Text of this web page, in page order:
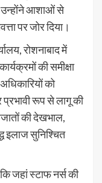
उन्होंने आशाओं से
पर जोर दिया।
रोशनाबाद में
की समीक्षा
को
प्रभावी रूप से लागू की
की देखभाल,
इलाज सुनिश्चित
जहां स्टाफ नर्स की